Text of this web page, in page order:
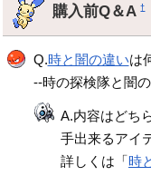
購入前Q＆A†
Q.時と闇の違いは
--時の探検隊と闇
A.内容はどち
手出来るアイ
詳しくは「時